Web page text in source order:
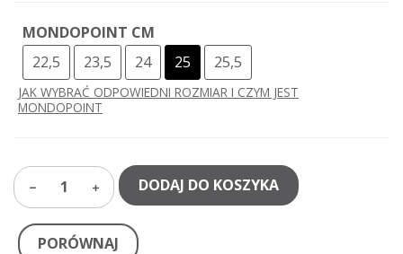
MONDOPOINT CM
22,5
23,5 24 25 25,5
JAK WYBRAĆ ODPOWIEDNI ROZMIAR I CZYM JEST
MONDOPOINT
1 DODAJ DO KOSZYKA
PORÓWNAJ